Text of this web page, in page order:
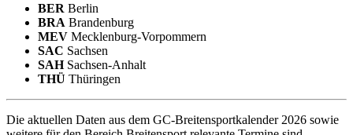
BER Berlin
BRA Brandenburg
MEV Mecklenburg-Vorpommern
SAC Sachsen
SAHSachsen-Anhalt
THÜ Thüringen
Die aktuellen Daten aus dem GC-Breitensportkalender 2026 sowie